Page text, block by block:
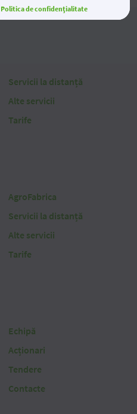
Servicii la distanță
Alte servicii
Tarife
AgroFabrica
Servicii la distanță
Alte servicii
Tarife
Echipă
Acționari
Tendere
Contacte
Politica de confidențialitate